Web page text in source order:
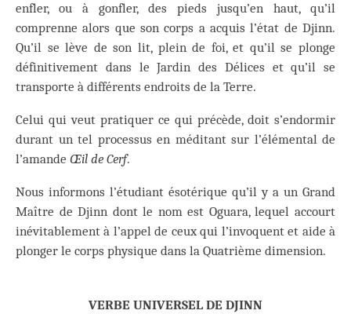
enfler, ou à gonfler, des pieds jusqu’en haut, qu’il
comprenne alors que son corps a acquis l’état de Djinn.
Qu’il se lève de son lit, plein de foi, et qu’il se plonge
définitivement dans le Jardin des Délices et qu’il se
transporte à différents endroits de la Terre.
Celui qui veut pratiquer ce qui précède, doit s’endormir
durant un tel processus en méditant sur l’élémental de
l’amande Œil de Cerf.
Nous informons l’étudiant ésotérique qu’il y a un Grand
Maître de Djinn dont le nom est Oguara, lequel accourt
inévitablement à l’appel de ceux qui l’invoquent et aide à
plonger le corps physique dans la Quatrième dimension.
VERBE UNIVERSEL DE DJINN